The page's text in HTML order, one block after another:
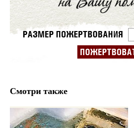
Смотри также